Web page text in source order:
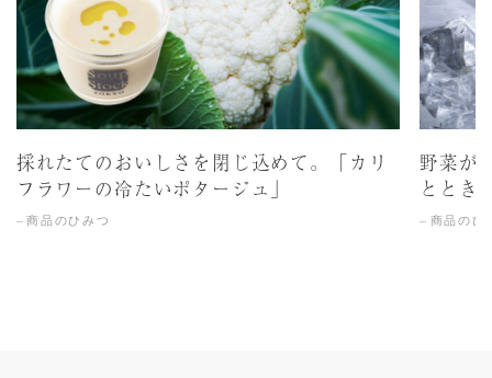
採れたてのおいしさを閉じ込めて。「カリ
フラワーの冷たいポタージュ」
商品のひみつ
野菜が
ととき
商品のひ